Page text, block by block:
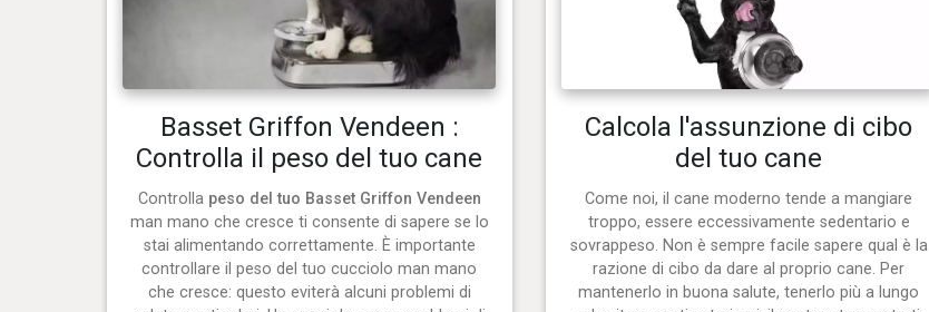
Basset Griffon Vendeen :
Controlla il peso del tuo cane
Controlla peso del tuo Basset Griffon Vendeen
man mano che cresce ti consente di sapere se lo
stai alimentando correttamente. È importante
controllare il peso del tuo cucciolo man mano
che cresce: questo eviterà alcuni problemi di
Calcola l'assunzione di cibo
del tuo cane
Come noi, il cane moderno tende a mangiare
troppo, essere eccessivamente sedentario e
sovrappeso. Non è sempre facile sapere qual è la
razione di cibo da dare al proprio cane. Per
mantenerlo in buona salute, tenerlo più a lungo